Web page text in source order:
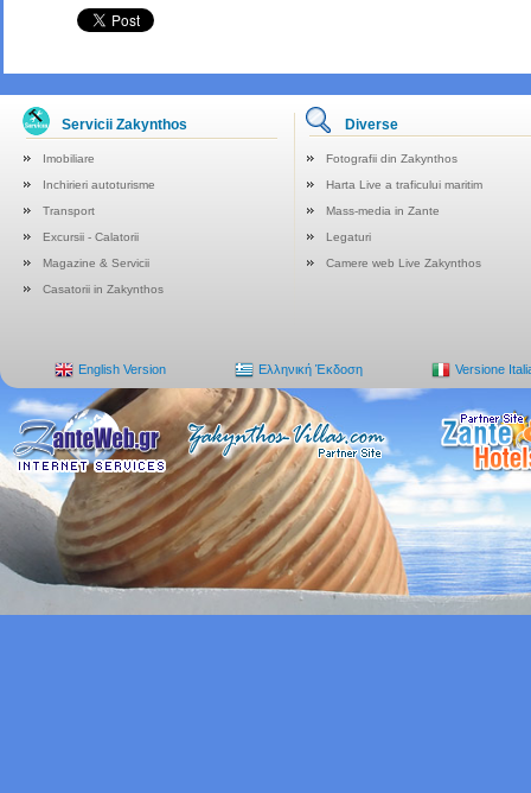
Servicii Zakynthos Diverse
Imobiliare
Fotografii din Zakynthos
Inchirieri autoturisme
Harta Live a traficului maritim
Transport
Mass-media in Zante
Excursii - Calatorii
Legaturi
Magazine & Servicii
Camere web Live Zakynthos
Casatorii in Zakynthos
English Version Ελληνική Έκδοση Versione